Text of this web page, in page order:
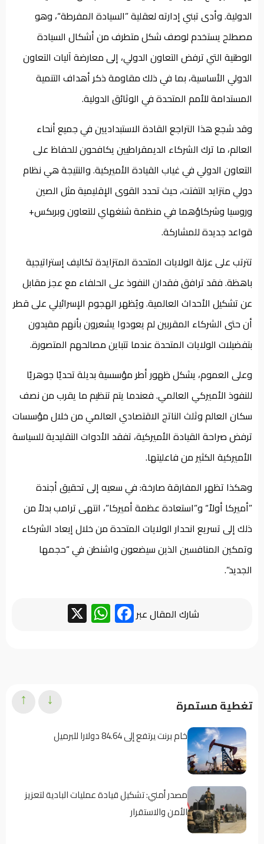
الدولية. وأدى تبني إدارته لعقلية ”السيادة المفرطة“، وهو
مصطلح يستخدم لوصف شكل متطرف من أشكال السيادة
الوطنية التي ترفض التعاون الدولي، إلى معارضة آليات التعاون
الدولي الأساسية، بما في ذلك مقاومة ذكر أهداف التنمية
المستدامة للأمم المتحدة في الوثائق الدولية.
وقد شجع هذا التراجع القادة الاستبداديين في جميع أنحاء
العالم، ما ترك الشركاء الديمقراطيين يكافحون للحفاظ على
التعاون الدولي في غياب القيادة الأميركية. والنتيجة هي نظام
دولي متزايد التفتت، حيث تحدد القوى الإقليمية مثل الصين
وروسيا وشركاؤهما في منظمة شنغهاي للتعاون وبربكس+
قواعد جديدة للمشاركة.
تترتب على عزلة الولايات المتحدة المتزايدة تكاليف إستراتيجية
باهظة. فقد ترافق فقدان النفوذ على الحلفاء مع عجز مقابل
عن تشكيل الأحداث العالمية. ويُظهر الهجوم الإسرائيلي على قطر
أن حتى الشركاء المقربين لم يعودوا يشعرون بأنهم مقيدون
بتفضيلات الولايات المتحدة عندما تتباين مصالحهم المتصورة.
وعلى العموم، يشكل ظهور أطر مؤسسية بديلة تحديًا جوهريًا
للنفوذ الأميركي العالمي. فعندما يتم تنظيم ما يقرب من نصف
سكان العالم وثلث الناتج الاقتصادي العالمي من خلال مؤسسات
ترفض صراحة القيادة الأميركية، تفقد الأدوات التقليدية للسياسة
الأميركية الكثير من فاعليتها.
وهكذا تظهر المفارقة صارخة: في سعيه إلى تحقيق أجندة
”أميركا أولاً“ و”استعادة عظمة أميركا”، انتهى ترامب بدلاً من
ذلك إلى تسريع انحدار الولايات المتحدة من خلال إبعاد الشركاء
وتمكين المنافسين الذين سيضعون واشنطن في “حجمها
الجديد”.
شارك المقال عبر Facebook
WhatsApp
تغطية مستمرة
خام برنت يرتفع إلى 84.64 دولارا للبرميل
مصدر أمني: تشكيل قيادة عمليات البادية لتعزيز
الأمن والاستقرار
↓
↑